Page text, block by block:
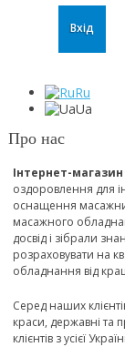
Вхід
Ru
Ua
Про нас
Інтернет-
оздоровлення для
оснащення
масажного
досвід і зібрали
розраховувати на
обладнання від
Серед наших
краси, державні та
клієнтів з усієї